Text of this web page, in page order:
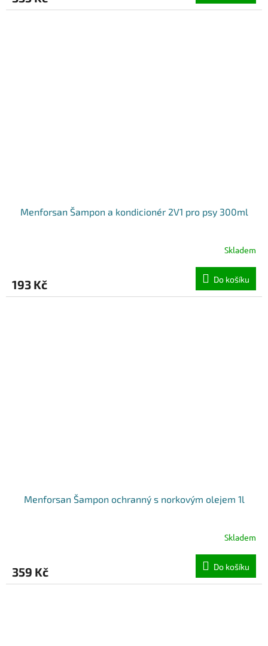
Menforsan Šampon a kondicionér 2V1 pro psy 300ml
Skladem
193 Kč Do košíku
Menforsan Šampon ochranný s norkovým olejem 1l
Skladem
359 Kč Do košíku